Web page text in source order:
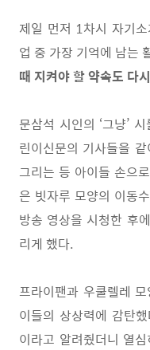
제일 먼저 1차시 자기
업 중 가장 기억에 남는
때 지켜야 할 약속도 다
문삼석 시인의 ‘그냥’
린이신문의 기사들을
그리는 등 아이들 손으로
은 빗자루 모양의 이동
방송 영상을 시청한 후에
리게 했다.
프라이팬과 우쿨렐레
이들의 상상력에 감탄
이라고 알려줬더니 열